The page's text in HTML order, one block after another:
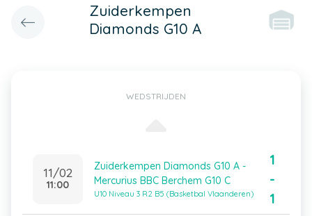
Zuiderkempen
Diamonds G10 A
WEDSTRIJDEN
11/02
11:00
Zuiderkempen Diamonds G10 A -
Mercurius BBC Berchem G10 C
U10 Niveau 3 R2 B5 (Basketbal Vlaanderen)
1
-
1